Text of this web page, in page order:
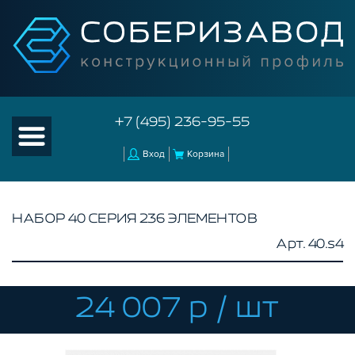
+7 (495) 236-95-55
Вход Корзина
КОМПЛЕКТУЮЩИЕ К ЧПУ
АКСЕССУАРЫ ДЛЯ V-ПАЗА
НАБОР 40 СЕРИЯ 236 ЭЛЕМЕНТОВ
Арт. 40.s4
24 007 р / шт